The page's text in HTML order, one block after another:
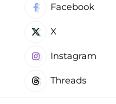
Facebook
X
Instagram
Threads